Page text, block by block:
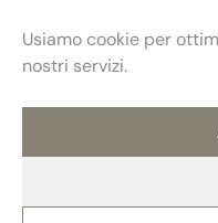
Usiamo cookie per
nostri servizi.